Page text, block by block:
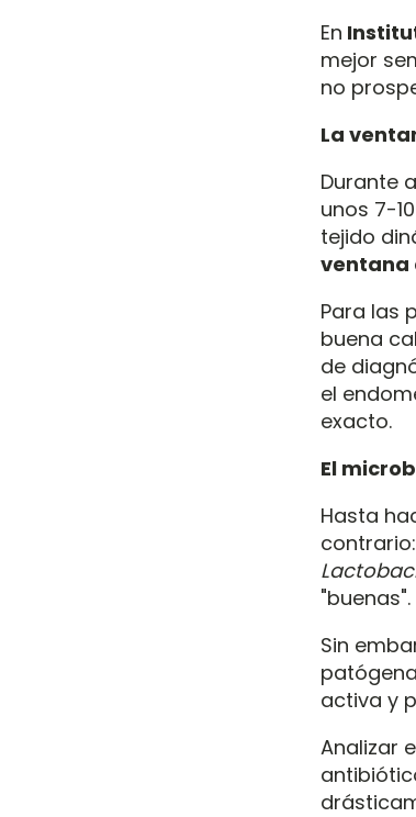
En
mejor
no
La
Durante
unos 7-
tejido
ventana
Para las
buena
de
el
exacto.
El
Hasta
"buenas".
Sin
activa y
Analizar